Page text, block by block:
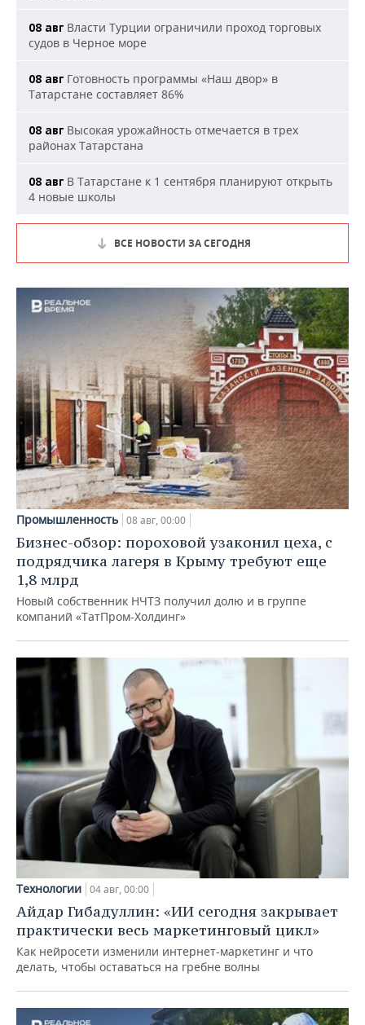
08 авг Власти Турции ограничили проход торговых
судов в Черное море
08 авг Готовность программы «Наш двор» в
Татарстане составляет 86%
08 авг Высокая урожайность отмечается в трех
районах Татарстана
08 авг В Татарстане к 1 сентября планируют открыть
4 новые школы
ВСЕ НОВОСТИ ЗА СЕГОДНЯ
Промышленность 08 авг, 00:00
Бизнес-обзор: пороховой узаконил цеха, с
подрядчика лагеря в Крыму требуют еще
1,8 млрд
Новый собственник НЧТЗ получил долю и в группе
компаний «ТатПром-Холдинг»
Технологии 04 авг, 00:00
Айдар Гибадуллин: «ИИ сегодня закрывает
практически весь маркетинговый цикл»
Как нейросети изменили интернет-маркетинг и что
делать, чтобы оставаться на гребне волны